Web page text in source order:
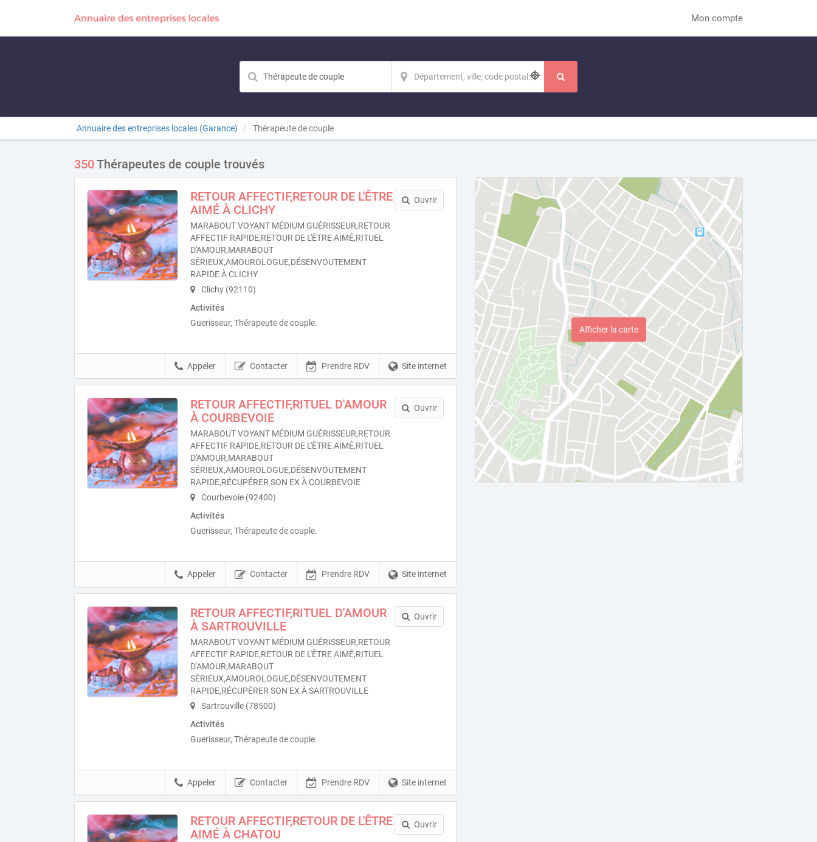
Mon compte
Annuaire des entreprises locales (Garance) Thérapeute de couple
350Thérapeutes de couple trouvés
RETOUR AFFECTIF,RETOUR DE L'ÊTRE
AIMÉ À CLICHY
MARABOUT VOYANT MÉDIUM GUÉRISSEUR,RETOUR
AFFECTIF RAPIDE,RETOUR DE L'ÊTRE AIMÉ,RITUEL
D'AMOUR,MARABOUT
SÉRIEUX,AMOUROLOGUE,DÉSENVOUTEMENT
RAPIDE À CLICHY
Clichy (92110)
Activités
Guerisseur, Thérapeute de couple.
Ouvrir
Site internet
Prendre RDV
Contacter
Appeler
RETOUR AFFECTIF,RITUEL D'AMOUR
À COURBEVOIE
MARABOUT VOYANT MÉDIUM GUÉRISSEUR,RETOUR
AFFECTIF RAPIDE,RETOUR DE L'ÊTRE AIMÉ,RITUEL
D'AMOUR,MARABOUT
SÉRIEUX,AMOUROLOGUE,DÉSENVOUTEMENT
RAPIDE,RÉCUPÉRER SON EX À COURBEVOIE
Courbevoie (92400)
Activités
Guerisseur, Thérapeute de couple.
Ouvrir
Site internet
Prendre RDV
Contacter
Appeler
RETOUR AFFECTIF,RITUEL D'AMOUR
À SARTROUVILLE
MARABOUT VOYANT MÉDIUM GUÉRISSEUR,RETOUR
AFFECTIF RAPIDE,RETOUR DE L'ÊTRE AIMÉ,RITUEL
D'AMOUR,MARABOUT
SÉRIEUX,AMOUROLOGUE,DÉSENVOUTEMENT
RAPIDE,RÉCUPÉRER SON EX À SARTROUVILLE
Sartrouville (78500)
Activités
Guerisseur, Thérapeute de couple.
Ouvrir
Site internet
Prendre RDV
Contacter
Appeler
RETOUR AFFECTIF,RETOUR DE L'ÊTRE
AIMÉ À CHATOU
Ouvrir
Afficher la carte